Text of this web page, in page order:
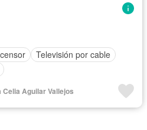
Televisión por cable
Celia Aguilar Vallejos